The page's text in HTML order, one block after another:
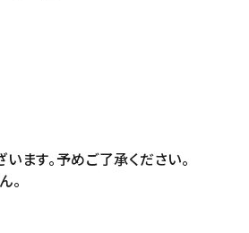
ます。予めご了承ください。
。